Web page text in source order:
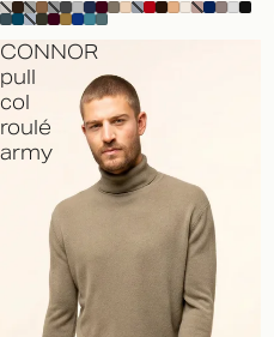
CONNOR
pull
col
roulé
army